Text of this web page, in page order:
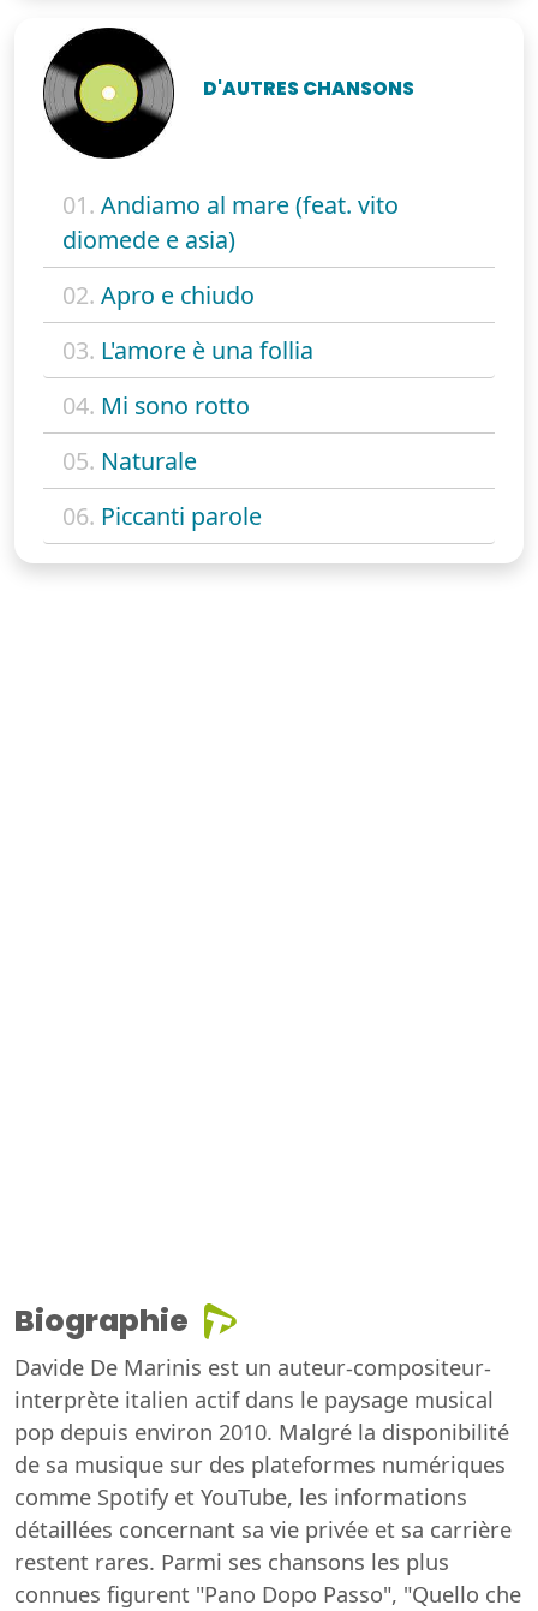
D'AUTRES CHANSONS
01. Andiamo al mare (feat. vito
diomede e asia)
02. Apro e chiudo
03. L'amore è una follia
04. Mi sono rotto
05. Naturale
06. Piccanti parole
Biographie
Davide De Marinis est un auteur-compositeur-
interprète italien actif dans le paysage musical
pop depuis environ 2010. Malgré la disponibilité
de sa musique sur des plateformes numériques
comme Spotify et YouTube, les informations
détaillées concernant sa vie privée et sa carrière
restent rares. Parmi ses chansons les plus
connues figurent "Pano Dopo Passo", "Quello che